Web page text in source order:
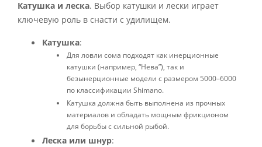
Катушка и леска. Выбор катушки и лески играет
ключевую роль в снасти с удилищем.
Катушка:
Для ловли сома подходят как инерционные
катушки (например, “Нева”), так и
безынерционные модели с размером 5000–6000
по классификации Shimano.
Катушка должна быть выполнена из прочных
материалов и обладать мощным фрикционом
для борьбы с сильной рыбой.
Леска или шнур: